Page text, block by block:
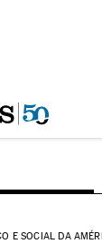
E SOCIAL DA